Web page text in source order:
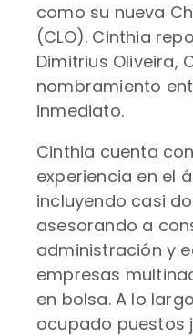
como su nueva
(CLO). Cinthia
Dimitrius Oliveira,
nombramiento
inmediato.
Cinthia cuenta
experiencia en el
incluyendo casi
asesorando a
administración y
empresas
en bolsa. A lo
ocupado puestos